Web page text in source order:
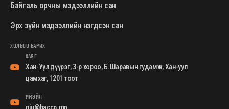
Байгаль орчны мэдээллийн сан
Эрх зүйн мэдээллийн нэгдсэн сан
ХОЛБОО БАРИХ
ХАЯГ
Хан-Уул дүүрэг, 3-р хороо, Б.Шаравын гудамж, Хан-уул
цамхаг, 1201 тоот
ИМЭЙЛ